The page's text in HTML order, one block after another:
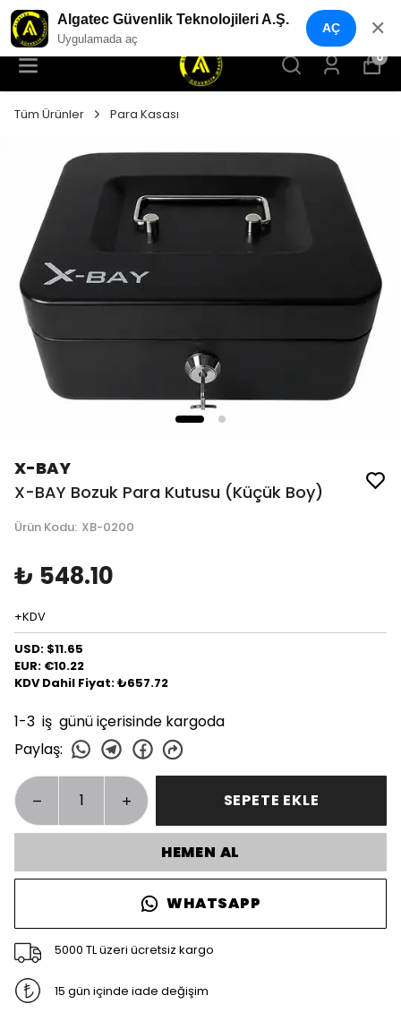
YENI NESIL GÜVENLIK GEÇIŞ SISTEMLERI
0
Tüm Ürünler Para Kasası
X-BAY
X-BAY Bozuk Para Kutusu (Küçük Boy)
Ürün Kodu: XB-0200
₺ 548.10
+KDV
USD: $11.65
EUR: €10.22
KDV Dahil Fiyat: ₺657.72
1-3 iş günü içerisinde kargoda
Paylaş:
SEPETE EKLE
HEMEN AL
WHATSAPP
5000 TL üzeri ücretsiz kargo
15 gün içinde iade değişim
Algatec Güvenlik Teknolojileri A.Ş.
Uygulamada aç
AÇ ✕